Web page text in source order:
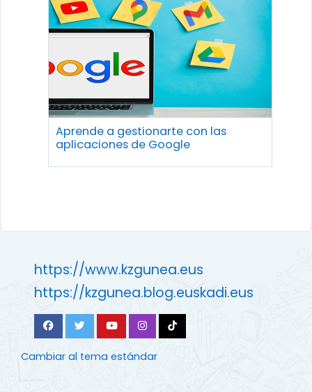
Aprende a gestionarte con las
aplicaciones de Google
https://www.kzgunea.eus
https://kzgunea.blog.euskadi.eus
Cambiar al tema estándar